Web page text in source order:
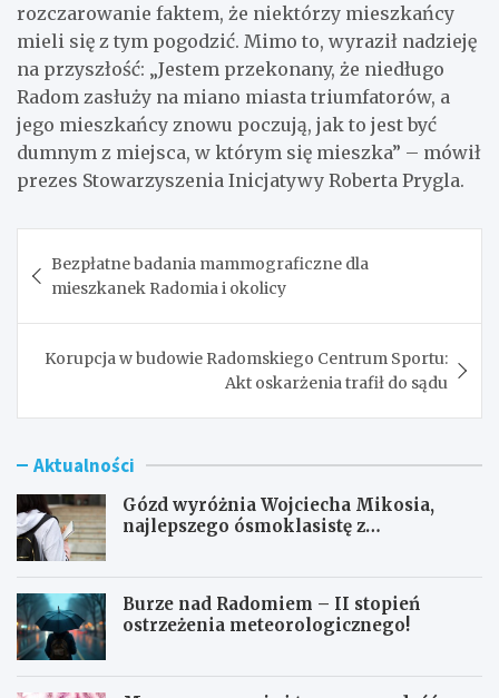
rozczarowanie faktem, że niektórzy mieszkańcy
mieli się z tym pogodzić. Mimo to, wyraził nadzieję
na przyszłość: „Jestem przekonany, że niedługo
Radom zasłuży na miano miasta triumfatorów, a
jego mieszkańcy znowu poczują, jak to jest być
dumnym z miejsca, w którym się mieszka” – mówił
prezes Stowarzyszenia Inicjatywy Roberta Prygla.
wpisu
Bezpłatne badania mammograficzne dla
mieszkanek Radomia i okolicy
Korupcja w budowie Radomskiego Centrum Sportu:
Akt oskarżenia trafił do sądu
Aktualności
Gózd wyróżnia Wojciecha Mikosia,
najlepszego ósmoklasistę z
Burze nad Radomiem – II stopień
ostrzeżenia meteorologicznego!